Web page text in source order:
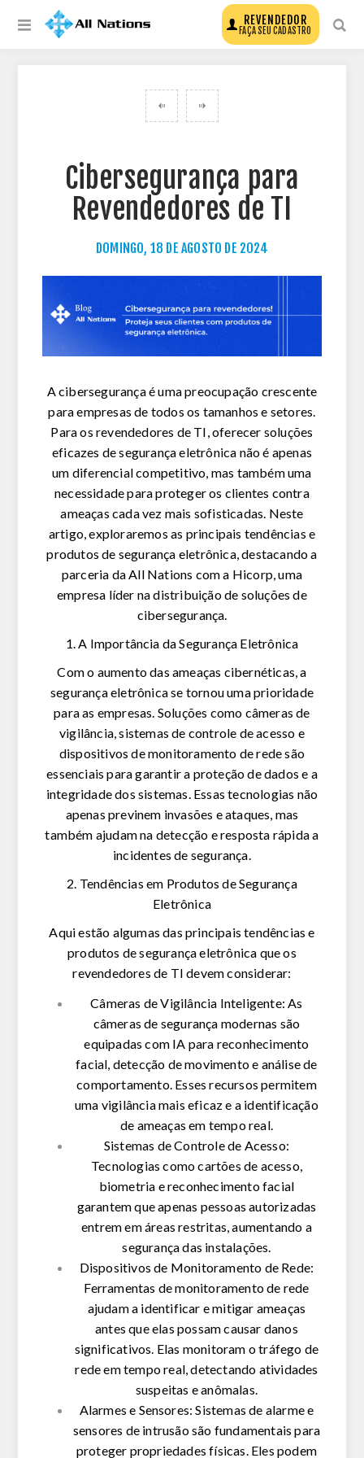
REVENDEDOR
FAÇA SEU CADASTRO
VOLTAR PARA TODOS OS POSTS DO BLOG
Cibersegurança para
Revendedores de TI
DOMINGO, 18 DE AGOSTO DE 2024
A cibersegurança é uma preocupação crescente
para empresas de todos os tamanhos e setores.
Para os revendedores de TI, oferecer soluções
eficazes de segurança eletrônica não é apenas
um diferencial competitivo, mas também uma
necessidade para proteger os clientes contra
ameaças cada vez mais sofisticadas. Neste
artigo, exploraremos as principais tendências e
produtos de segurança eletrônica, destacando a
parceria da All Nations com a Hicorp, uma
empresa líder na distribuição de soluções de
cibersegurança.
1. A Importância da Segurança Eletrônica
Com o aumento das ameaças cibernéticas, a
segurança eletrônica se tornou uma prioridade
para as empresas. Soluções como câmeras de
vigilância, sistemas de controle de acesso e
dispositivos de monitoramento de rede são
essenciais para garantir a proteção de dados e a
integridade dos sistemas. Essas tecnologias não
apenas previnem invasões e ataques, mas
também ajudam na detecção e resposta rápida a
incidentes de segurança.
2. Tendências em Produtos de Segurança
Eletrônica
Aqui estão algumas das principais tendências e
produtos de segurança eletrônica que os
revendedores de TI devem considerar:
Câmeras de Vigilância Inteligente: As
câmeras de segurança modernas são
equipadas com IA para reconhecimento
facial, detecção de movimento e análise de
comportamento. Esses recursos permitem
uma vigilância mais eficaz e a identificação
de ameaças em tempo real.
Sistemas de Controle de Acesso:
Tecnologias como cartões de acesso,
biometria e reconhecimento facial
garantem que apenas pessoas autorizadas
entrem em áreas restritas, aumentando a
segurança das instalações.
Dispositivos de Monitoramento de Rede:
Ferramentas de monitoramento de rede
ajudam a identificar e mitigar ameaças
antes que elas possam causar danos
significativos. Elas monitoram o tráfego de
rede em tempo real, detectando atividades
suspeitas e anômalas.
Alarmes e Sensores: Sistemas de alarme e
sensores de intrusão são fundamentais para
proteger propriedades físicas. Eles podem